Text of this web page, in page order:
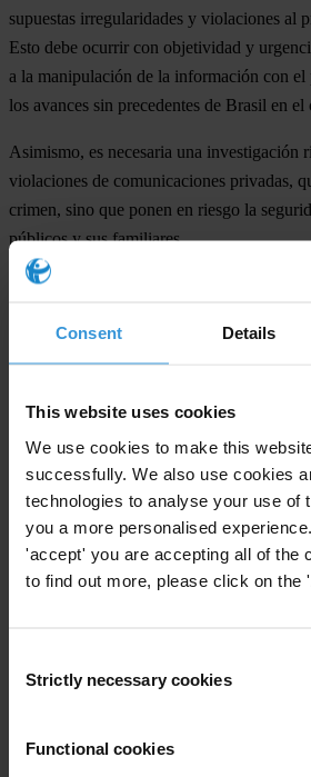
Consent Details
This website uses cookies
We use cookies to make this
successfully. We also use cookies
technologies to analyse your use of
you a more personalised
'accept' you are accepting all of the
to find out more, please click on the
Selection
Strictly necessary cookies
Functional cookies
supuestas irregularidades y violaciones al
Esto debe ocurrir con objetividad y
a la manipulación de la información con
los avances sin precedentes de Brasil en
Asimismo, es necesaria una investigación
violaciones de comunicaciones privadas,
crimen, sino que ponen en riesgo la
públicos y sus familiares.
Sin embargo, garantizar la seguridad de las
restricciones al trabajo de periodistas.
periodística es uno de los pilares
Para cumplir con su misión de luchar
Transparencia Internacional Brasil
funcionarios públicos, líderes
brasileña en busca de estas